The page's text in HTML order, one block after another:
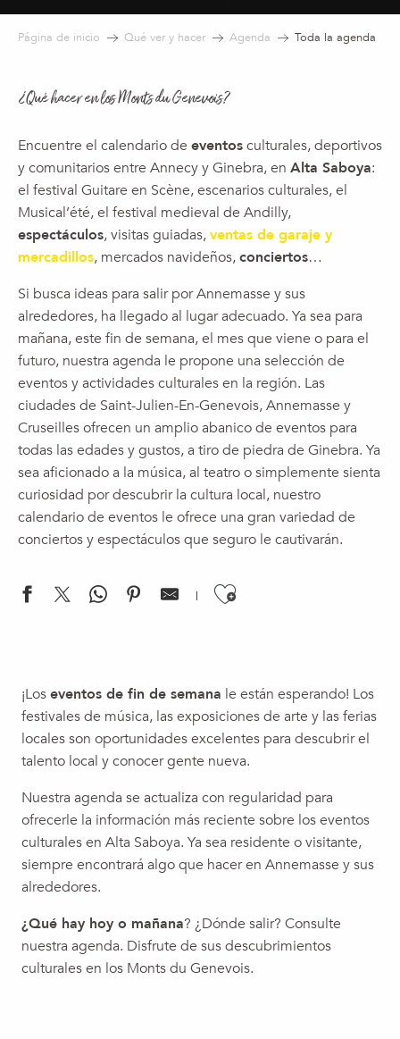
Página de inicio Qué ver y hacer Agenda Toda la agenda
¿Qué hacer en los Monts du Genevois?
Encuentre el calendario de eventosculturales, deportivos
y comunitarios entre Annecy y Ginebra, en Alta Saboya:
el festival Guitare en Scène, escenarios culturales, el
Musical’été, el festival medieval de Andilly,
espectáculos, visitas guiadas,ventas de garaje y
mercadillos, mercados navideños,conciertos…
Si busca ideas para salir por Annemasse y sus
alrededores, ha llegado al lugar adecuado. Ya sea para
mañana, este fin de semana, el mes que viene o para el
futuro, nuestra agenda le propone una selección de
eventos y actividades culturales en la región. Las
ciudades de Saint-Julien-En-Genevois, Annemasse y
Cruseilles ofrecen un amplio abanico de eventos para
todas las edades y gustos, a tiro de piedra de Ginebra. Ya
sea aficionado a la música, al teatro o simplemente sienta
curiosidad por descubrir la cultura local, nuestro
calendario de eventos le ofrece una gran variedad de
conciertos y espectáculos que seguro le cautivarán.
Ajouter aux
Nutrition et Santé pour toute la famille: le Vrai du Faux?
Cinéma Plein Air
Jazz au Moulin
Léman Blues Festival
Permanence de la Mairie
Premier week-end du mois
Allonz Pétanque
Journées européennes du patrimoine 2026 : Atelier avec
Soirée tropicale
¡Loseventos de fin de semana le están esperando! Los
festivales de música, las exposiciones de arte y las ferias
locales son oportunidades excelentes para descubrir el
talento local y conocer gente nueva.
Nuestra agenda se actualiza con regularidad para
ofrecerle la información más reciente sobre los eventos
culturales en Alta Saboya. Ya sea residente o visitante,
siempre encontrará algo que hacer en Annemasse y sus
alrededores.
¿Qué hay hoy o mañana? ¿Dónde salir? Consulte
nuestra agenda. Disfrute de sus descubrimientos
culturales en los Monts du Genevois.